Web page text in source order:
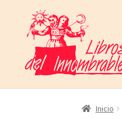
a
navegación
al
contenido
Inicio